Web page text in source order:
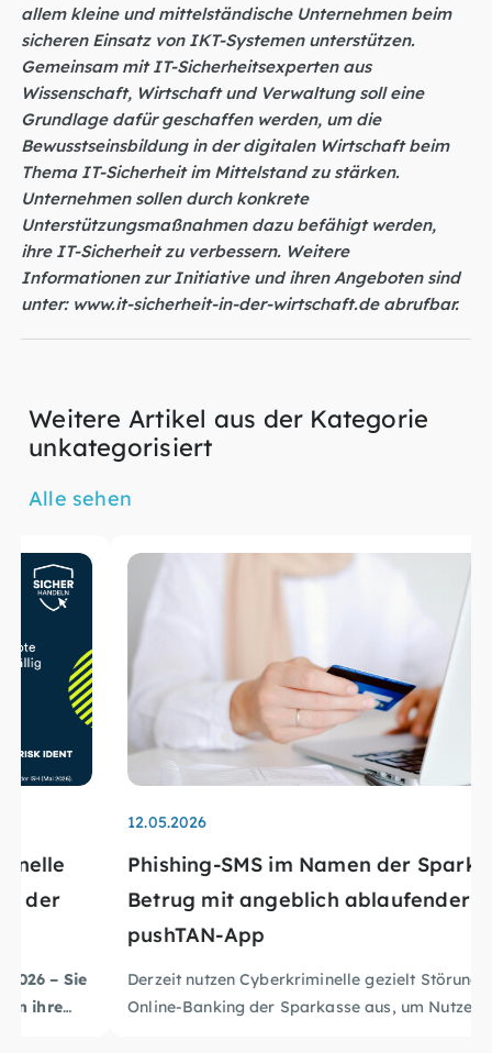
allem kleine und mittelständische Unternehmen beim
sicheren Einsatz von IKT-Systemen unterstützen.
Gemeinsam mit IT-Sicherheitsexperten aus
Wissenschaft, Wirtschaft und Verwaltung soll eine
Grundlage dafür geschaffen werden, um die
Bewusstseinsbildung in der digitalen Wirtschaft beim
Thema IT-Sicherheit im Mittelstand zu stärken.
Unternehmen sollen durch konkrete
Unterstützungsmaßnahmen dazu befähigt werden,
ihre IT-Sicherheit zu verbessern. Weitere
Informationen zur Initiative und ihren Angeboten sind
unter: www.it-sicherheit-in-der-wirtschaft.deabrufbar.
Weitere Artikel aus der Kategorie
unkategorisiert
Alle sehen
Phishing-SMS im Namen der Sparkasse:
Betrug mit angeblich ablaufender
pushTAN-App
Derzeit nutzen Cyberkriminelle gezielt Störungen im
Online-Banking der Sparkasse aus, um Nutzer:innen